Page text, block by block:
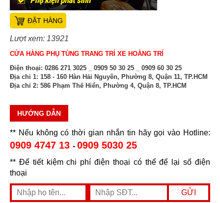
ĐẶT HÀNG
Lượt xem: 13921
CỬA HÀNG PHỤ TÙNG TRANG TRÍ XE HOÀNG TRÍ
Điện thoại: 0286 271 3025 _ 0909 50 30 25 _ 0909 60 30 25
Địa chỉ 1: 158 - 160 Hàn Hải Nguyên, Phường 8, Quận 11, TP.HCM
Địa chỉ 2: 586 Phạm Thế Hiển, Phường 4, Quận 8, TP.HCM
HƯỚNG DẪN
** Nếu không có thời gian nhắn tin hãy gọi vào Hotline:
0909 4747 13 - 0909 5030 25
** Để tiết kiệm chi phí điện thoại có thể để lại số điện
thoại